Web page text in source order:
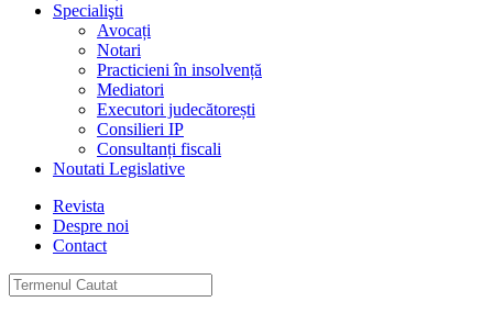
Specialişti
Avocați
Notari
Practicieni în insolvență
Mediatori
Executori judecătorești
Consilieri IP
Consultanți fiscali
Noutati Legislative
Revista
Despre noi
Contact